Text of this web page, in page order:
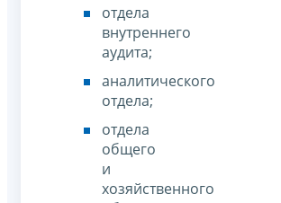
отдела
внутреннего
аудита;
аналитического
отдела;
отдела
общего
и
хозяйственного